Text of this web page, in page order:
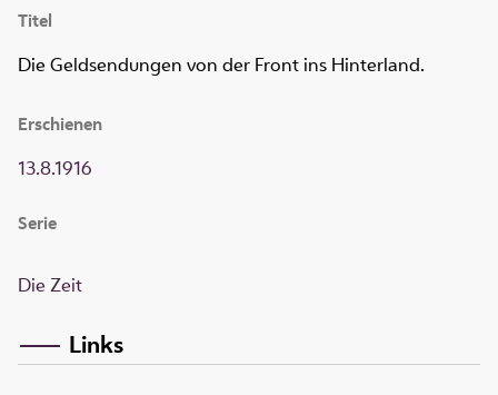
Titel
Die Geldsendungen von der Front ins Hinterland.
Erschienen
13.8.1916
Serie
Die Zeit
Links